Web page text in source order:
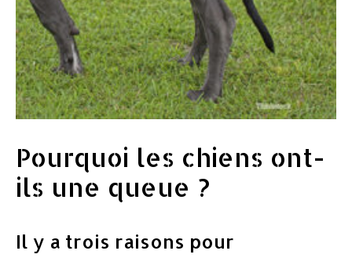
Pourquoi les chiens ont-
ils une queue ?
Il y a trois raisons pour